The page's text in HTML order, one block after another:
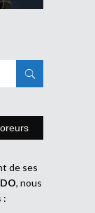
de ses
, nous
: